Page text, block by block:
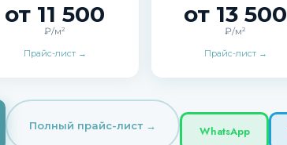
от 11 500
₽/м²
Прайс-лист →
от 13 500
₽/м²
Прайс-лист →
Полный прайс-лист → WhatsApp